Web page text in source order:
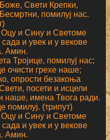
Свети Крепки,
помилуј нас.
и Сину и Светоме
сада и увек и у векове
Амин.
Тројице, помилуј нас;
очисти грехе наше;
опрости безакоња
посети и исцели
наше, имена Твога ради.
помилуј. (трипут)
и Сину и Светоме
сада и увек и у векове
Амин.